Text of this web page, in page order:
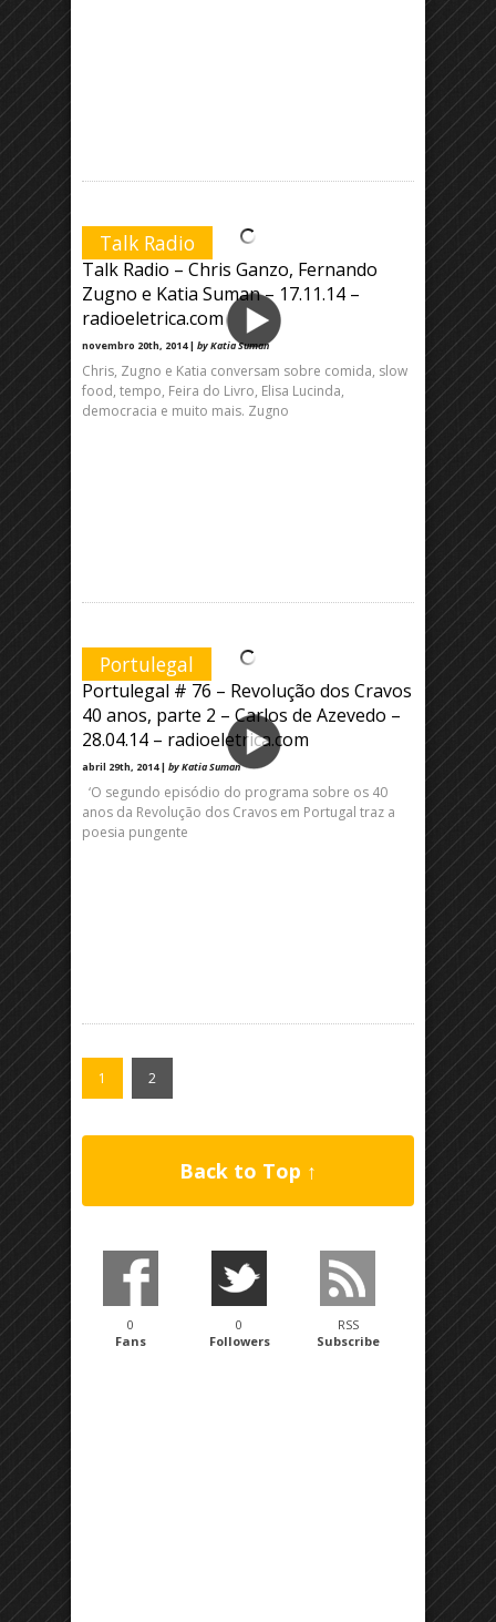
Talk Radio
Talk Radio – Chris Ganzo, Fernando
Zugno e Katia Suman – 17.11.14 –
radioeletrica.com
novembro 20th, 2014 | by Katia Suman
Chris, Zugno e Katia conversam sobre comida, slow
food, tempo, Feira do Livro, Elisa Lucinda,
democracia e muito mais. Zugno
Portulegal
Portulegal # 76 – Revolução dos Cravos
40 anos, parte 2 – Carlos de Azevedo –
28.04.14 – radioeletrica.com
abril 29th, 2014 | by Katia Suman
‘O segundo episódio do programa sobre os 40
anos da Revolução dos Cravos em Portugal traz a
poesia pungente
1 2
Back to Top ↑
0
Fans
0
Followers
RSS
Subscribe